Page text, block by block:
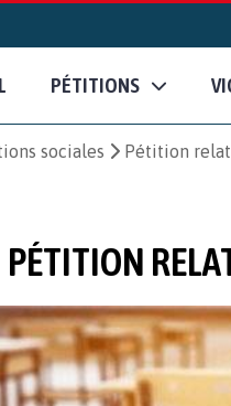
PÉTITIONS
sociales Pétition
PÉTITION